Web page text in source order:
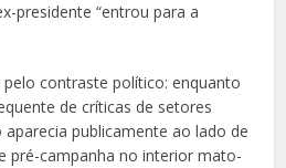
presidente “entrou para a
contraste político: enquanto
de críticas de setores
publicamente ao lado de
pré-campanha no interior mato-